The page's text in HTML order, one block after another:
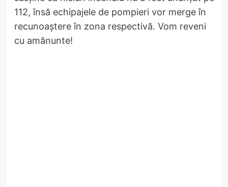
112, însă echipajele de pompieri vor merge în
recunoaștere în zona respectivă. Vom reveni
cu amănunte!